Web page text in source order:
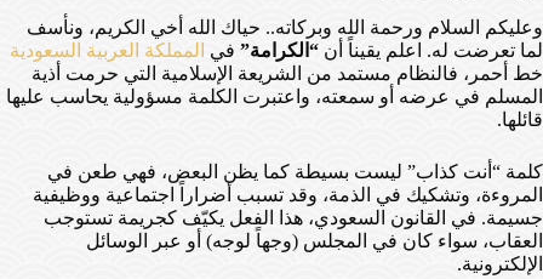
وعليكم السلام ورحمة الله وبركاته.. حياك الله أخي الكريم، ونأسف
لما تعرضت له. اعلم يقيناً أن “الكرامة” في المملكة العربية السعودية
خط أحمر، فالنظام مستمد من الشريعة الإسلامية التي حرمت أذية
المسلم في عرضه أو سمعته، واعتبرت الكلمة مسؤولية يحاسب عليها
قائلها.
كلمة “أنت كذاب” ليست بسيطة كما يظن البعض، فهي طعن في
المروءة، وتشكيك في الذمة، وقد تسبب أضراراً اجتماعية ووظيفية
جسيمة. في القانون السعودي، هذا الفعل يكيّف كجريمة تستوجب
العقاب، سواء كان في المجلس (وجهاً لوجه) أو عبر الوسائل
الإلكترونية.